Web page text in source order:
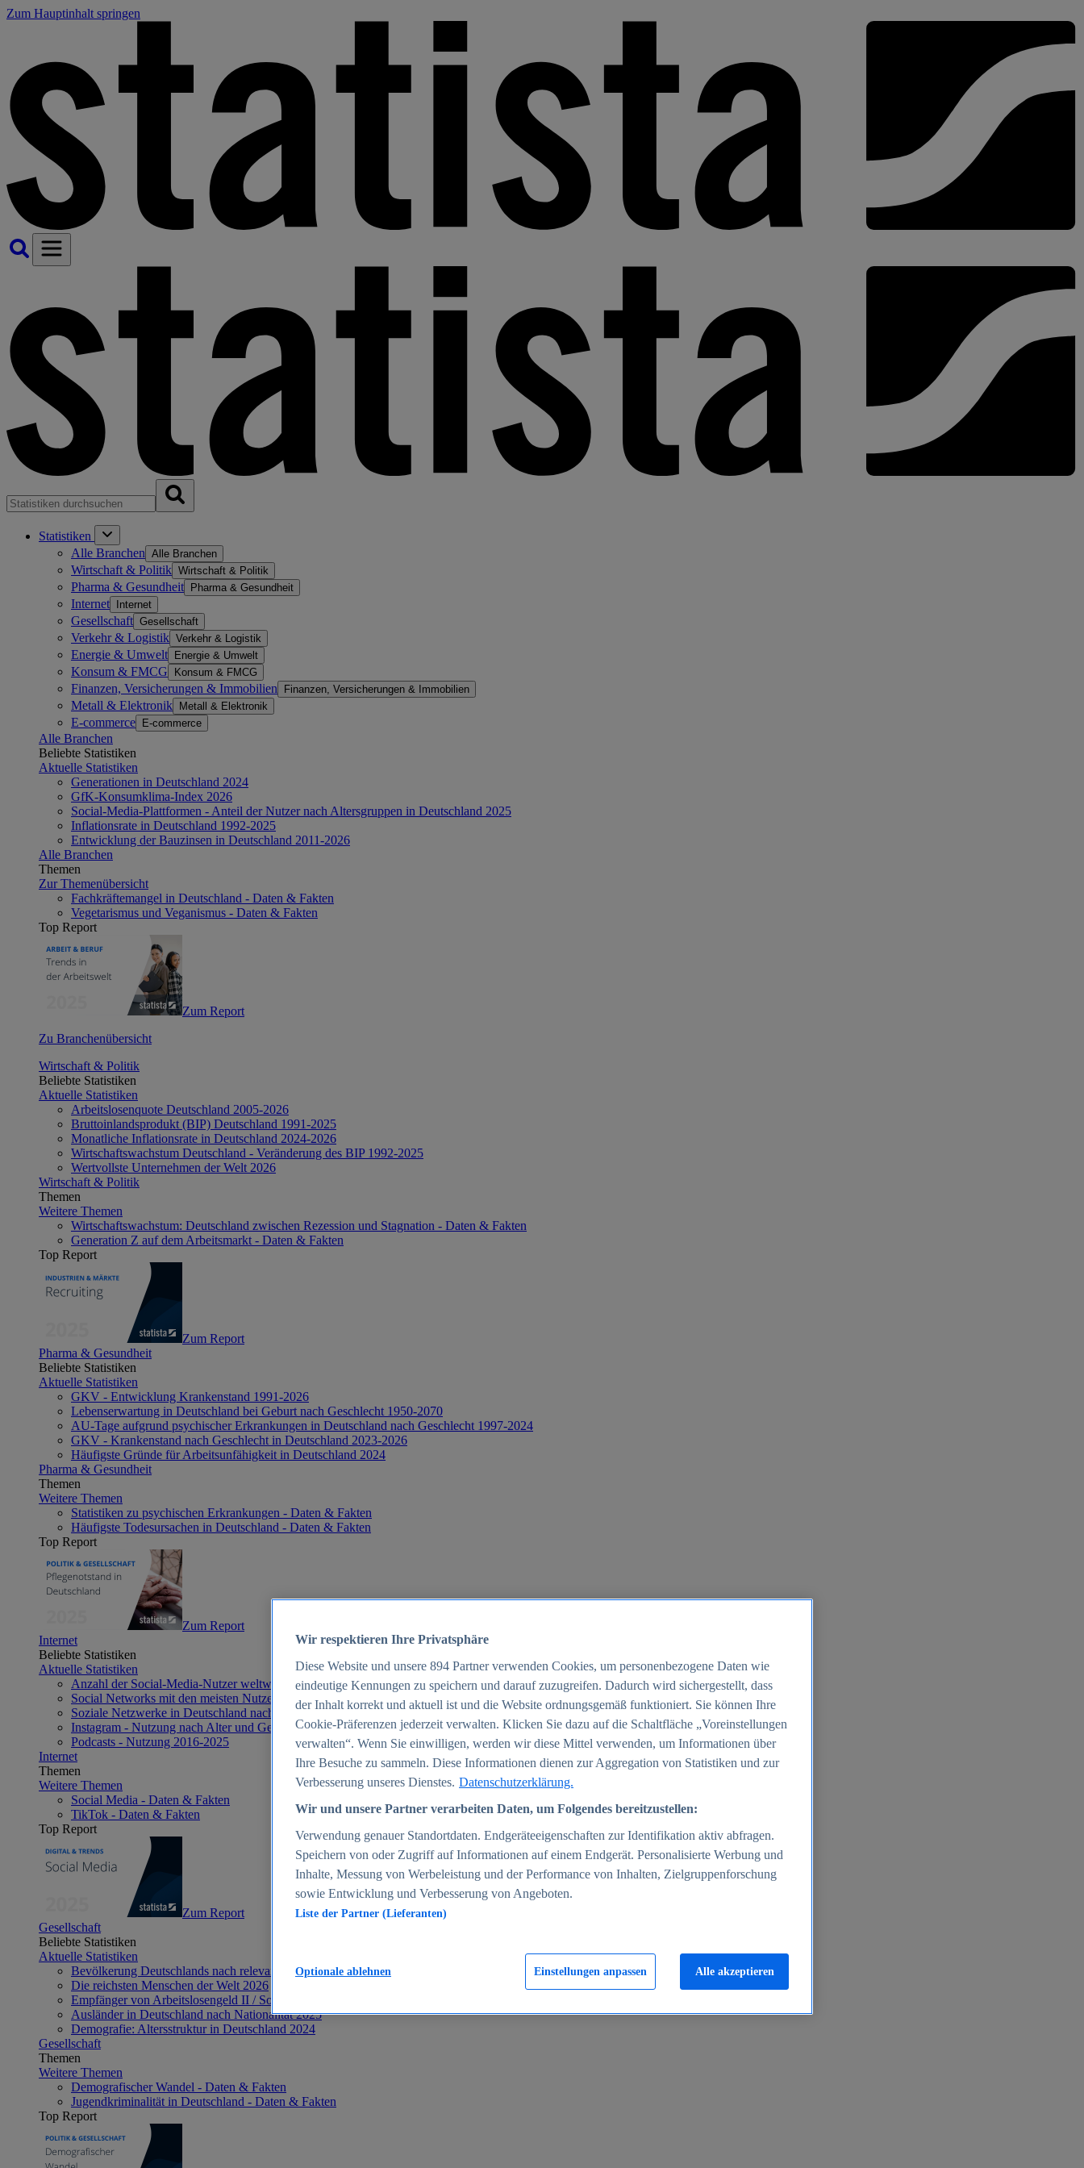
Zum Hauptinhalt springen
Statistiken
Alle Branchen Alle Branchen
Wirtschaft & Politik Wirtschaft & Politik
Pharma & Gesundheit Pharma & Gesundheit
Internet Internet
Gesellschaft Gesellschaft
Verkehr & Logistik Verkehr & Logistik
Energie & Umwelt Energie & Umwelt
Konsum & FMCG Konsum & FMCG
Finanzen, Versicherungen & Immobilien Finanzen, Versicherungen & Immobilien
Metall & Elektronik Metall & Elektronik
E-commerce E-commerce
Alle Branchen
Beliebte Statistiken
Aktuelle Statistiken
Generationen in Deutschland 2024
GfK-Konsumklima-Index 2026
Social-Media-Plattformen - Anteil der Nutzer nach Altersgruppen in Deutschland 2025
Inflationsrate in Deutschland 1992-2025
Entwicklung der Bauzinsen in Deutschland 2011-2026
Alle Branchen
Themen
Zur Themenübersicht
Fachkräftemangel in Deutschland - Daten & Fakten
Vegetarismus und Veganismus - Daten & Fakten
Top Report
Zum Report
Zu Branchenübersicht
Wirtschaft & Politik
Beliebte Statistiken
Aktuelle Statistiken
Arbeitslosenquote Deutschland 2005-2026
Bruttoinlandsprodukt (BIP) Deutschland 1991-2025
Monatliche Inflationsrate in Deutschland 2024-2026
Wirtschaftswachstum Deutschland - Veränderung des BIP 1992-2025
Wertvollste Unternehmen der Welt 2026
Wirtschaft & Politik
Themen
Weitere Themen
Wirtschaftswachstum: Deutschland zwischen Rezession und Stagnation - Daten & Fakten
Generation Z auf dem Arbeitsmarkt - Daten & Fakten
Top Report
Zum Report
Pharma & Gesundheit
Beliebte Statistiken
Aktuelle Statistiken
GKV - Entwicklung Krankenstand 1991-2026
Lebenserwartung in Deutschland bei Geburt nach Geschlecht 1950-2070
AU-Tage aufgrund psychischer Erkrankungen in Deutschland nach Geschlecht 1997-2024
GKV - Krankenstand nach Geschlecht in Deutschland 2023-2026
Häufigste Gründe für Arbeitsunfähigkeit in Deutschland 2024
Pharma & Gesundheit
Themen
Weitere Themen
Statistiken zu psychischen Erkrankungen - Daten & Fakten
Häufigste Todesursachen in Deutschland - Daten & Fakten
Top Report
Zum Report
Internet
Beliebte Statistiken
Aktuelle Statistiken
Anzahl der Social-Media-Nutzer weltweit 2012-2025
Social Networks mit den meisten Nutzern weltweit 2025
Soziale Netzwerke in Deutschland nach Generationen 2025
Instagram - Nutzung nach Alter und Geschlecht in Deutschland 2025
Podcasts - Nutzung 2016-2025
Internet
Themen
Weitere Themen
Social Media - Daten & Fakten
TikTok - Daten & Fakten
Top Report
Zum Report
Gesellschaft
Beliebte Statistiken
Aktuelle Statistiken
Bevölkerung Deutschlands nach relevanten Altersgruppen 2024
Die reichsten Menschen der Welt 2026
Empfänger von Arbeitslosengeld II / Sozialgeld / Bürgergeld in Deutschland 2005-2025
Ausländer in Deutschland nach Nationalität 2025
Demografie: Altersstruktur in Deutschland 2024
Gesellschaft
Themen
Weitere Themen
Demografischer Wandel - Daten & Fakten
Jugendkriminalität in Deutschland - Daten & Fakten
Top Report
Wir respektieren Ihre Privatsphäre
Diese Website und unsere 894 Partner verwenden Cookies, um personenbezogene Daten wie
eindeutige Kennungen zu speichern und darauf zuzugreifen. Dadurch wird sichergestellt, dass
der Inhalt korrekt und aktuell ist und die Website ordnungsgemäß funktioniert. Sie können Ihre
Cookie-Präferenzen jederzeit verwalten. Klicken Sie dazu auf die Schaltfläche „Voreinstellungen
verwalten“. Wenn Sie einwilligen, werden wir diese Mittel verwenden, um Informationen über
Ihre Besuche zu sammeln. Diese Informationen dienen zur Aggregation von Statistiken und zur
Verbesserung unseres Dienstes. Datenschutzerklärung.
Wir und unsere Partner verarbeiten Daten, um Folgendes bereitzustellen:
Verwendung genauer Standortdaten. Endgeräteeigenschaften zur Identifikation aktiv abfragen.
Speichern von oder Zugriff auf Informationen auf einem Endgerät. Personalisierte Werbung und
Inhalte, Messung von Werbeleistung und der Performance von Inhalten, Zielgruppenforschung
sowie Entwicklung und Verbesserung von Angeboten.
Liste der Partner (Lieferanten)
Einstellungen anpassen
Optionale ablehnen Alle akzeptieren